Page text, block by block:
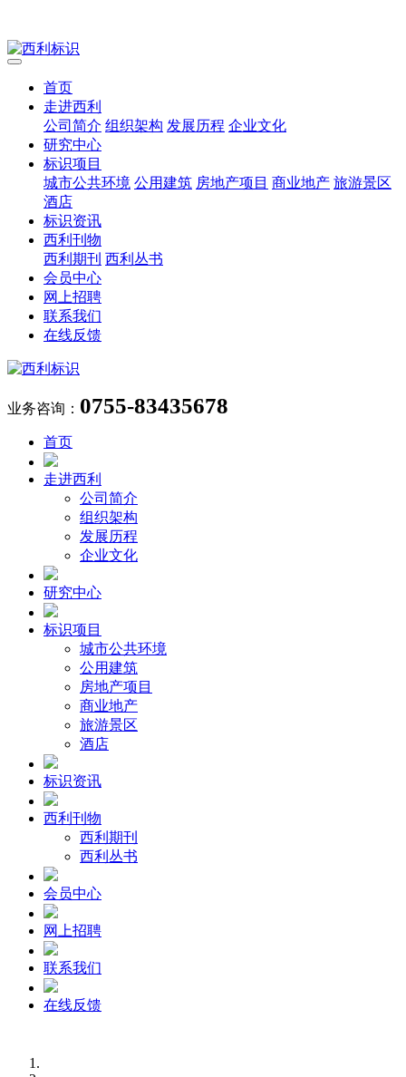
首页
走进西利
公司简介 组织架构 发展历程 企业文化
研究中心
标识项目
城市公共环境 公用建筑 房地产项目 商业地产 旅游景区
酒店
标识资讯
西利刊物
西利期刊 西利丛书
会员中心
网上招聘
联系我们
在线反馈
业务咨询： 0755-83435678
首页
走进西利
公司简介
组织架构
发展历程
企业文化
研究中心
标识项目
城市公共环境
公用建筑
房地产项目
商业地产
旅游景区
酒店
标识资讯
西利刊物
西利期刊
西利丛书
会员中心
网上招聘
联系我们
在线反馈